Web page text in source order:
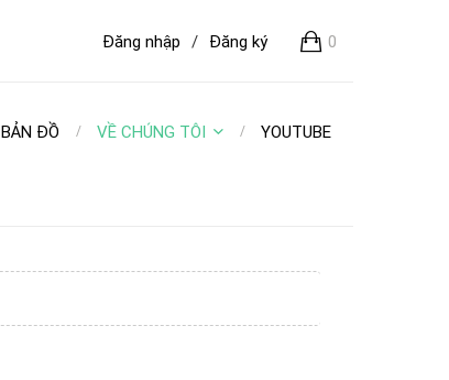
0
Đăng ký
/
Đăng nhập
BẢN ĐỒ VỀ CHÚNG TÔI YOUTUBE